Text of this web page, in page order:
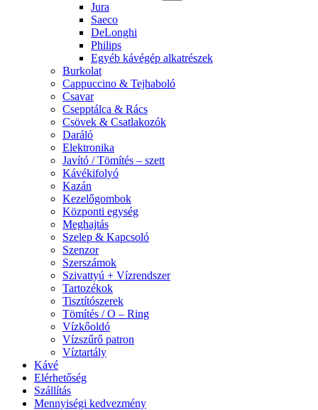
Jura
Saeco
DeLonghi
Philips
Egyéb kávégép alkatrészek
Burkolat
Cappuccino & Tejhaboló
Csavar
Csepptálca & Rács
Csövek & Csatlakozók
Daráló
Elektronika
Javító / Tömítés – szett
Kávékifolyó
Kazán
Kezelőgombok
Központi egység
Meghajtás
Szelep & Kapcsoló
Szenzor
Szerszámok
Szivattyú + Vízrendszer
Tartozékok
Tisztítószerek
Tömítés / O – Ring
Vízkőoldó
Vízszűrő patron
Víztartály
Kávé
Elérhetőség
Szállítás
Mennyiségi kedvezmény